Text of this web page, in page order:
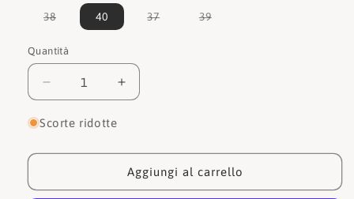
38Variante
esaurita
non
disponibile
40 37Variante
39Variante
Quantità
Quantità
Diminuisci
quantità
per
Sneakers
Aumenta
quantità
Sneakers
1257702
Scorte ridotte
Aggiungi al carrello